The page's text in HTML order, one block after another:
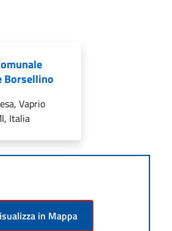
Borsellino
Vaprio
Italia
in Mappa